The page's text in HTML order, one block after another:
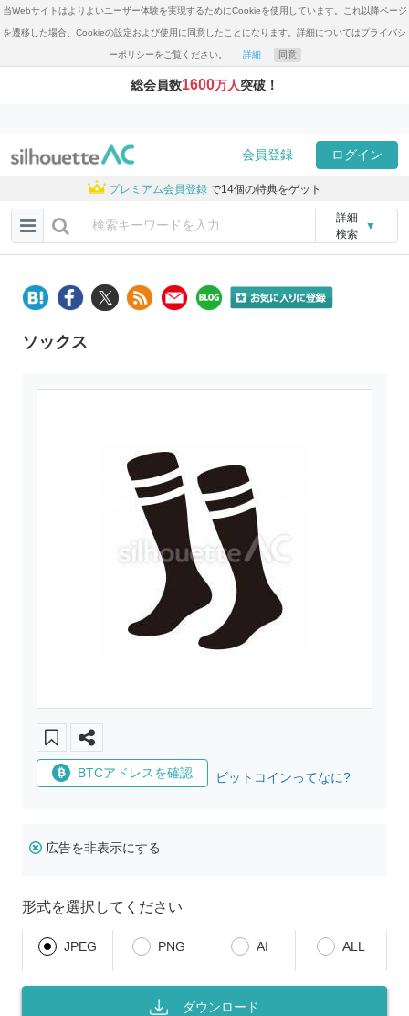
当Webサイトはよりよいユーザー体験を実現するためにCookieを使用しています。これ以降ページ
を遷移した場合、Cookieの設定および使用に同意したことになります。詳細についてはプライバシ
ーポリシーをご覧ください。 詳細 同意
総会員数1600万人突破！
会員登録 ログイン
プレミアム会員登録 で14個の特典をゲット
詳細
検索
▼
ソックス
BTCアドレスを確認 ビットコインってなに?
広告を非表示にする
形式を選択してください
JPEG PNG AI ALL
ダウンロード